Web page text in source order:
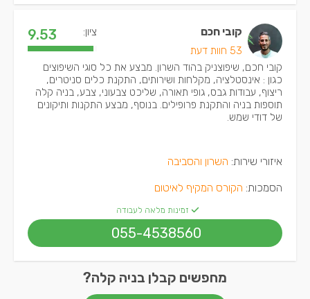
קובי חכם
53 חוות דעת
ציון: 9.53
קובי חכם, שיפוצניק בהוד השרון. מבצע את כל סוגי השיפוצים
כגון : אינסטלציה, מקלחות ושירותים, התקנת כלים סניטרים,
ריצוף, עבודות גבס, גופי תאורה, שליכט צבעוני, צבע, בניה קלה
תוספות בניה והתקנת פרופילים. בנוסף, מבצע התקנות ותיקונים
של דודי שמש.
איזורי שירות: השרון והסביבה
הסמכות: הקורס המקיף לאיטום
זמינות מלאה לעבודה
055-4538560
מחפשים קבלן בניה קלה?